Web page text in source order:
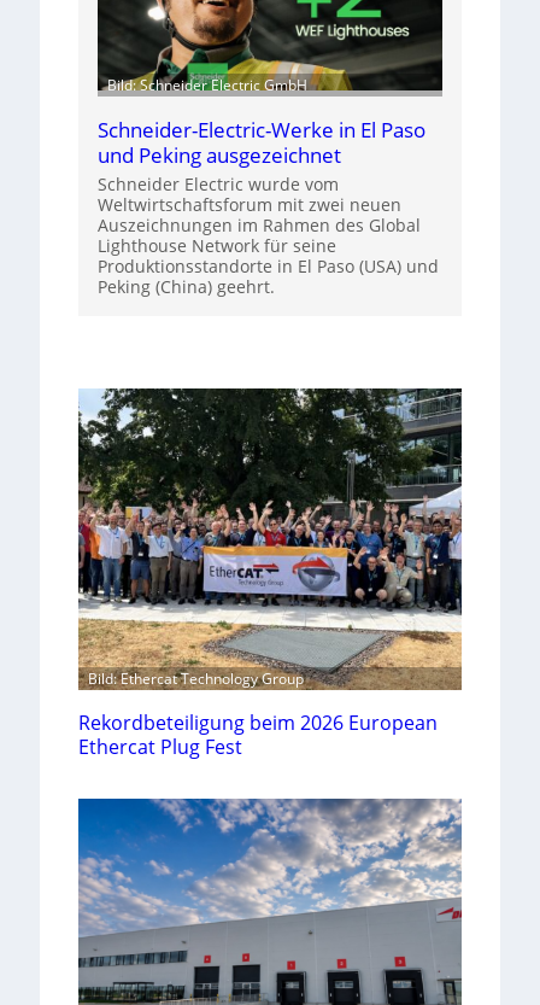
Bild: Schneider Electric GmbH
Schneider-Electric-Werke in El Paso
und Peking ausgezeichnet
Schneider Electric wurde vom
Weltwirtschaftsforum mit zwei neuen
Auszeichnungen im Rahmen des Global
Lighthouse Network für seine
Produktionsstandorte in El Paso (USA) und
Peking (China) geehrt.
Bild: Ethercat Technology Group
Rekordbeteiligung beim 2026 European
Ethercat Plug Fest